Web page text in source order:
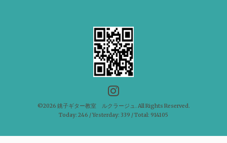
©2026 銚子ギター教室 ルクラージュ . All Rights Reserved.
Today: 246 / Yesterday: 339 / Total: 914105